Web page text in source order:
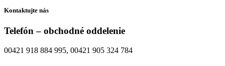
Kontaktujte nás
Telefón – obchodné oddelenie
00421 918 884 995, 00421 905 324 784